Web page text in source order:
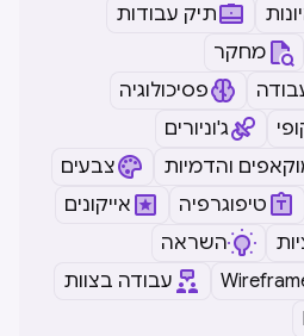
תיק עבודות
מחקר
פסיכולוגיה
ג'וניורים
והדמיות
צבעים
טיפוגרפיה
אייקונים
השראה
עבודה בצוות